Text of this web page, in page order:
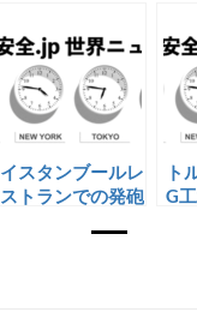
イスタンブールレ
ストランでの発砲
ト
G